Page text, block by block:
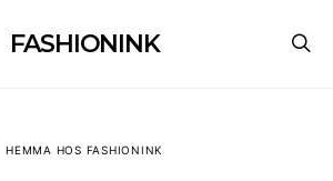
FASHIONINK
HEMMA HOS FASHIONINK